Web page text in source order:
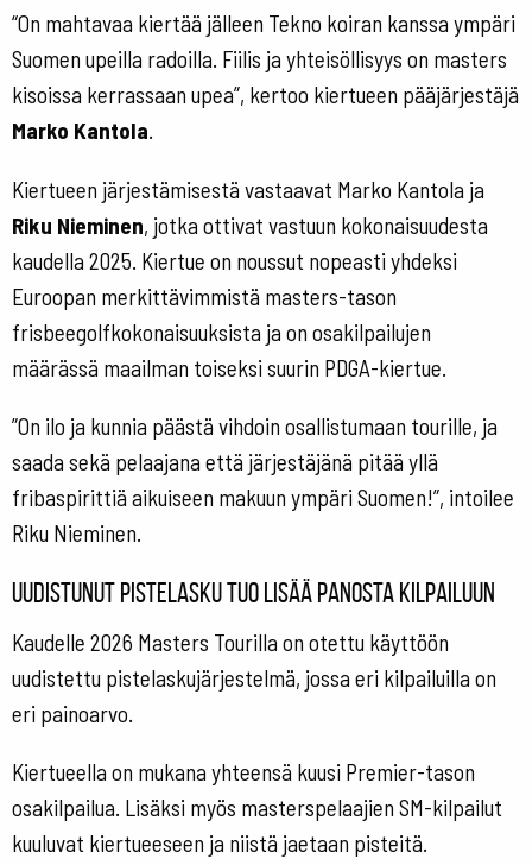
“On mahtavaa kiertää jälleen Tekno koiran kanssa ympäri
Suomen upeilla radoilla. Fiilis ja yhteisöllisyys on masters
kisoissa kerrassaan upea”, kertoo kiertueen pääjärjestäjä
Marko Kantola.
Kiertueen järjestämisestä vastaavat Marko Kantola ja
Riku Nieminen, jotka ottivat vastuun kokonaisuudesta
kaudella 2025. Kiertue on noussut nopeasti yhdeksi
Euroopan merkittävimmistä masters-tason
frisbeegolfkokonaisuuksista ja on osakilpailujen
määrässä maailman toiseksi suurin PDGA-kiertue.
”On ilo ja kunnia päästä vihdoin osallistumaan tourille, ja
saada sekä pelaajana että järjestäjänä pitää yllä
fribaspirittiä aikuiseen makuun ympäri Suomen!”, intoilee
Riku Nieminen.
Uudistunut pistelasku tuo lisää panosta kilpailuun
Kaudelle 2026 Masters Tourilla on otettu käyttöön
uudistettu pistelaskujärjestelmä, jossa eri kilpailuilla on
eri painoarvo.
Kiertueella on mukana yhteensä kuusi Premier-tason
osakilpailua. Lisäksi myös masterspelaajien SM-kilpailut
kuuluvat kiertueeseen ja niistä jaetaan pisteitä.